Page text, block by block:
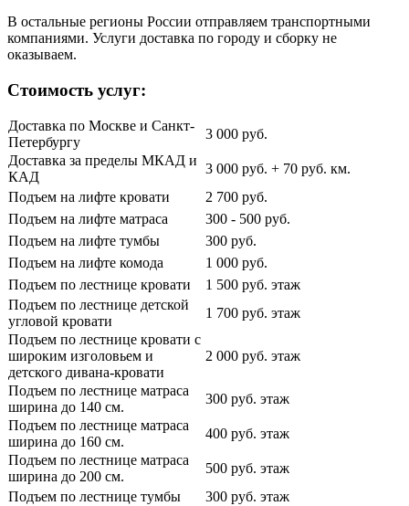
В остальные регионы России отправляем транспортными
компаниями. Услуги доставка по городу и сборку не
оказываем.
Стоимость услуг:
Доставка по Москве и Санкт-
Петербургу
3 000 руб.
Доставка за пределы МКАД и
КАД
3 000 руб. + 70 руб. км.
Подъем на лифте кровати
2 700 руб.
Подъем на лифте матраса
300 - 500 руб.
Подъем на лифте тумбы
300 руб.
Подъем на лифте комода
1 000 руб.
Подъем по лестнице кровати
1 500 руб. этаж
Подъем по лестнице детской
угловой кровати
1 700 руб. этаж
Подъем по лестнице кровати с
широким изголовьем и
детского дивана-кровати
2 000 руб. этаж
Подъем по лестнице матраса
ширина до 140 см.
300 руб. этаж
Подъем по лестнице матраса
ширина до 160 см.
400 руб. этаж
Подъем по лестнице матраса
ширина до 200 см.
500 руб. этаж
Подъем по лестнице тумбы
300 руб. этаж